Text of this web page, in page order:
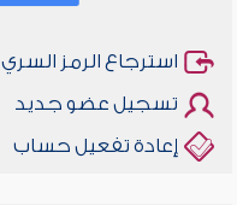
استرجاع الرمز السري
تسجيل عضو جديد
إعادة تفعيل حساب